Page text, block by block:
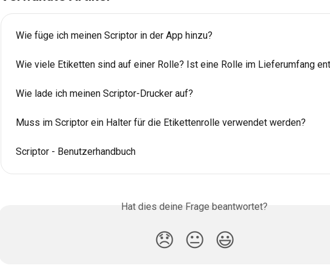
Wie füge ich meinen Scriptor in der App hinzu?
Wie viele Etiketten sind auf einer Rolle? Ist eine Rolle im Lieferumfang
Wie lade ich meinen Scriptor-Drucker auf?
Muss im Scriptor ein Halter für die Etikettenrolle verwendet werden?
Scriptor - Benutzerhandbuch
Hat dies deine Frage beantwortet?
😞 😐 😃